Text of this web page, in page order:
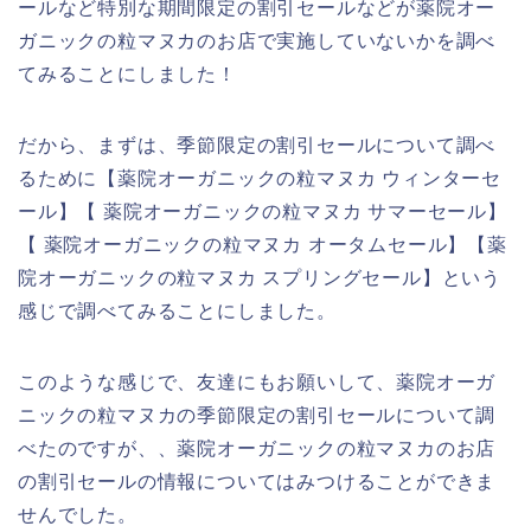
ールなど特別な期間限定の割引セールなどが薬院オー
ガニックの粒マヌカのお店で実施していないかを調べ
てみることにしました！
だから、まずは、季節限定の割引セールについて調べ
るために【薬院オーガニックの粒マヌカ ウィンターセ
ール】【 薬院オーガニックの粒マヌカ サマーセール】
【 薬院オーガニックの粒マヌカ オータムセール】【薬
院オーガニックの粒マヌカ スプリングセール】という
感じで調べてみることにしました。
このような感じで、友達にもお願いして、薬院オーガ
ニックの粒マヌカの季節限定の割引セールについて調
べたのですが、、薬院オーガニックの粒マヌカのお店
の割引セールの情報についてはみつけることができま
せんでした。